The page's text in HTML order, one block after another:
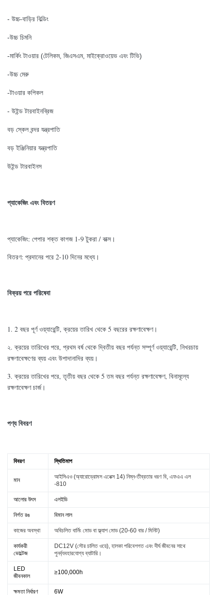
- উচ্চ-বাড়ির বিল্ডিং
-উচ্চ চিমনি
-মার্কিং টাওয়ার (টেলিকম, জিএসএম, মাইক্রোওয়েভ এবং টিভি)
-উচ্চ মেরু
-টাওয়ার কপিকল
- উইন্ড টারবাইনব্রিজ
বড় স্কেল বন্দর যন্ত্রপাতি
বড় ইঞ্জিনিয়ার যন্ত্রপাতি
উইন্ড টারবাইনস
প্যাকেজিং এবং বিতরণ
প্যাকেজিং: পেপার শক্ত কাগজ 1-9 টুকরা / বাক্স।
বিতরণ: প্রদানের পরে 2-10 দিনের মধ্যে।
বিক্রয় পরে পরিষেবা
1. 2 বছর পূর্ণ ওয়্যারেন্টি, ক্রয়ের তারিখ থেকে 5 বছরের রক্ষণাবেক্ষণ।
২. ক্রয়ের তারিখের পরে, প্রথম বর্ষ থেকে দ্বিতীয় বছর পর্যন্ত সম্পূর্ণ ওয়্যারেন্টি, নিখরচায়
রক্ষণাবেক্ষণের ব্যয় এবং উপাদানাদির ব্যয়।
3. ক্রয়ের তারিখের পরে, তৃতীয় বছর থেকে 5 তম বছর পর্যন্ত রক্ষণাবেক্ষণ, বিনামূল্যে
রক্ষণাবেক্ষণ চার্জ।
পণ্য বিবরণ
বিবরণ স্থিতিমাপ
মান
আইসিএও (অ্যারোড্রোমস এনেক্স 14) নিম্ন-তীব্রতার ধরণ বি, এফএএ এল
-810
আলোর উৎস এলইডি
নির্গত রঙ বিমান লাল
কাজের অবস্থা অবিচলিত বার্নিং মোড বা ফ্ল্যাশ মোড (20-60 বার / মিনিট)
কার্যকরী
ভোল্টেজ
DC12V (সৌর চালিত ওয়ে), হালকা পরিবেশগত এবং দীর্ঘ জীবনের সাথে
পুনর্ব্যবহারযোগ্য ব্যাটারি।
LED
জীবনকাল
≥100,000h
ক্ষমতা নির্ধারণ 6W